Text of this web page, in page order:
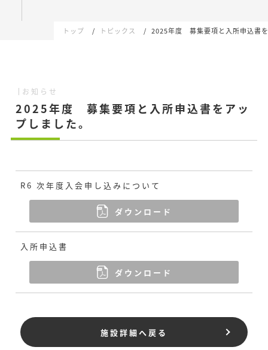
トップ トピックス 2025年度 募集要項と入所申込書
お知らせ
2025年度 募集要項と入所申込書をアッ
プしました。
R6 次年度入会申し込みについて
ダウンロード
入所申込書
ダウンロード
施設詳細へ戻る